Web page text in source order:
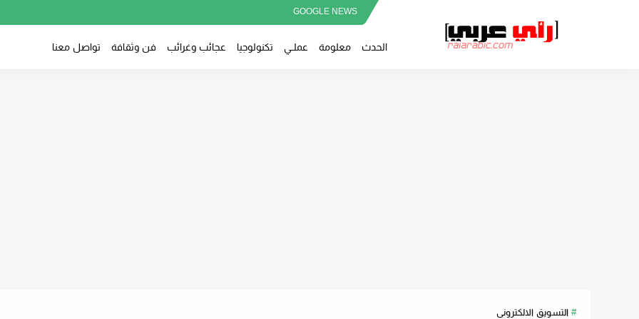
GOOGLE NEWS
الحدث معلومة عملــي تكنولوجيا عجائب وغرائب فن وثقافة تواصل معنا
التسويق الالكترونى